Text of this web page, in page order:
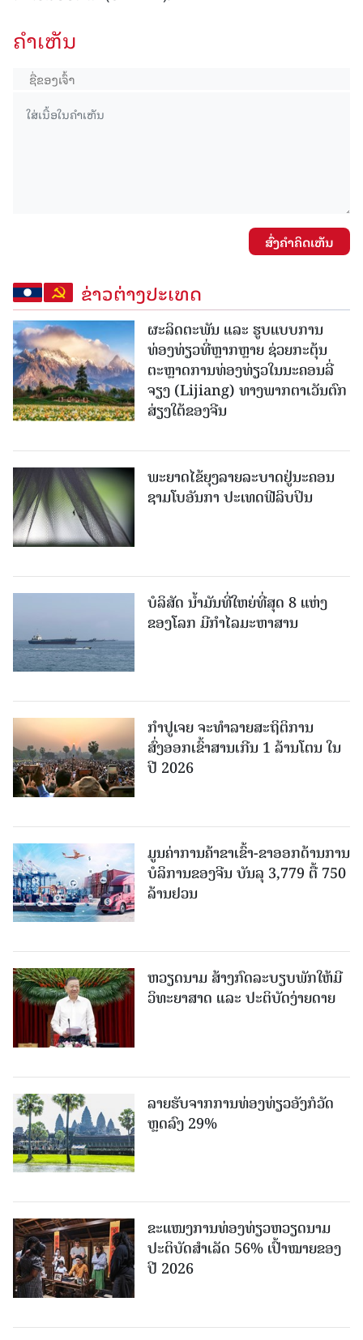
ຄໍາເຫັນ
ສົ່ງຄໍາຄິດເຫັນ
ຂ່າວຕ່າງປະເທດ
ຜະລິດຕະພັນ ແລະ ຮູບແບບການ
ທ່ອງທ່ຽວທີ່ຫຼາກຫຼາຍ ຊ່ວຍກະຕຸ້ນ
ຕະຫຼາດການທ່ອງທ່ຽວໃນນະຄອນລີ່
ຈຽງ (Lijiang) ທາງພາກຕາເວັນຕົກ
ສ່ຽງໃຕ້ຂອງຈີນ
ພະຍາດໄຂ້ຍຸງລາຍລະບາດຢູ່ນະຄອນ
ຊາມໂບ​ອັນກາ ປະເທດຟີລິບປິນ
ບໍລິສັດ ນ້ຳມັນທີ່ໃຫຍ່ທີ່ສຸດ 8 ແຫ່ງ
ຂອງໂລກ ມີກຳໄລມະຫາສານ
ກຳປູເຈຍ ຈະທຳລາຍສະຖິຕິການ
ສົ່ງອອກເຂົ້າສານເກີນ 1 ລ້ານໂຕນ ໃນ
ປີ 2026
ມູນຄ່າການຄ້າຂາເຂົ້າ-ຂາອອກດ້ານການ
ບໍລິການຂອງຈີນ ບັນລຸ 3,779 ຕື້ 750
ລ້ານຢວນ
ຫວຽດນາມ ສ້າງກົດລະບຽບພັກໃຫ້ມີ
ວິທະຍາສາດ ແລະ ປະຕິບັດງ່າຍດາຍ
ລາຍຮັບຈາກການທ່ອງທ່ຽວອັງກໍວັດ
ຫຼດລົງ 29%
ຂະ​ແໜງ​ການ​ທ່ອງ​ທ່ຽວຫວຽດນາມ ​
ປະ​ຕິ​ບັດ​ສຳ​ເລັດ 56% ເປົ້າ​ໝາຍຂອງ
ປີ 2026